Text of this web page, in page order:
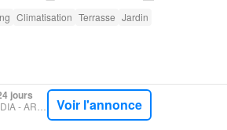
Climatisation Terrasse Jardin
jours
ARKADIA - ARKADIA Voir l'annonce